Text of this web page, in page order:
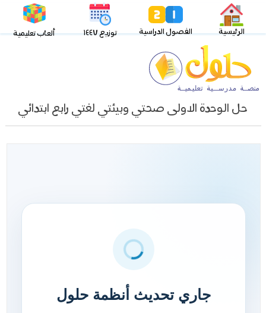
الرئيسية الفصول الدراسية توزيع ١٤٤٧ ألعاب تعليمية
حل الوحدة الاولى صحتي وبيئتي لغتي رابع ابتدائي